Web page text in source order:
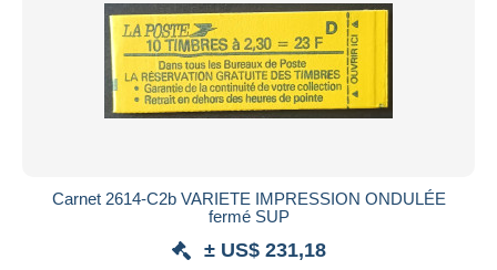
Carnet 2614-C2b VARIETE IMPRESSION ONDULÉE
fermé SUP
± US$ 231,18